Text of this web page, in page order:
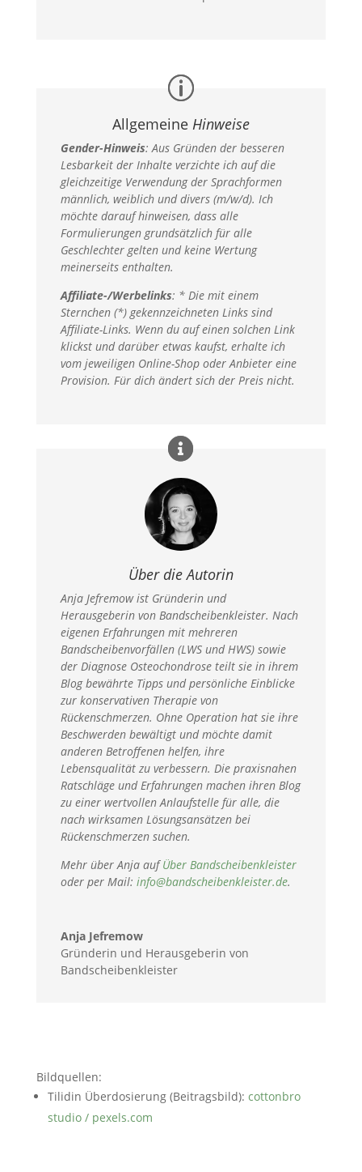
AllgemeineHinweise
Gender-Hinweis:Aus Gründen der besseren
Lesbarkeit der Inhalte verzichte ich auf die
gleichzeitige Verwendung der Sprachformen
männlich, weiblich und divers (m/w/d). Ich
möchte darauf hinweisen, dass alle
Formulierungen grundsätzlich für alle
Geschlechter gelten und keine Wertung
meinerseits enthalten.
Affiliate-/Werbelinks: * Die mit einem
Sternchen (*) gekennzeichneten Links sind
Affiliate-Links. Wenn du auf einen solchen Link
klickst und darüber etwas kaufst, erhalte ich
vom jeweiligen Online-Shop oder Anbieter eine
Provision. Für dich ändert sich der Preis nicht.​
Über die Autorin
Anja Jefremow ist Gründerin und
Herausgeberin von Bandscheibenkleister. Nach
eigenen Erfahrungen mit mehreren
Bandscheibenvorfällen (LWS und HWS) sowie
der Diagnose Osteochondrose teilt sie in ihrem
Blog bewährte Tipps und persönliche Einblicke
zur konservativen Therapie von
Rückenschmerzen. Ohne Operation hat sie ihre
Beschwerden bewältigt und möchte damit
anderen Betroffenen helfen, ihre
Lebensqualität zu verbessern. Die praxisnahen
Ratschläge und Erfahrungen machen ihren Blog
zu einer wertvollen Anlaufstelle für alle, die
nach wirksamen Lösungsansätzen bei
Rückenschmerzen suchen.
Mehr über Anja aufÜber Bandscheibenkleister
oder per Mail: info@bandscheibenkleister.de.
Anja Jefremow
Gründerin und Herausgeberin von
Bandscheibenkleister
Bildquellen:
Tilidin Überdosierung (Beitragsbild): cottonbro
studio / pexels.com